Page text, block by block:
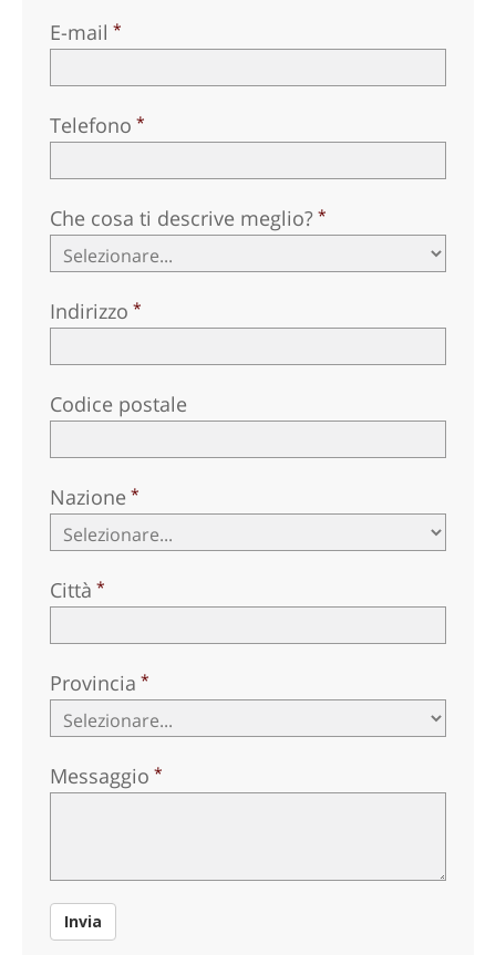
E-mail
Telefono
Che cosa ti descrive meglio?
Indirizzo
Codice postale
Nazione
Città
Provincia
Messaggio
Invia